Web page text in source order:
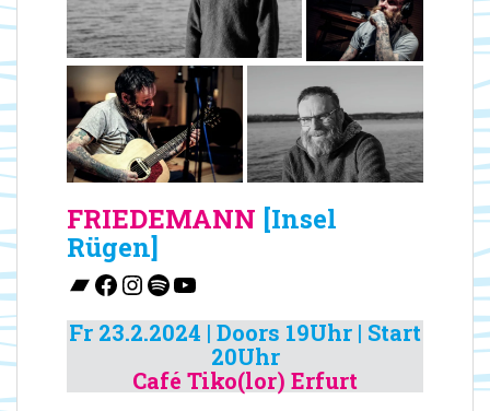
FRIEDEMANN [Insel
Rügen]
Bandcamp
Facebook
Instagram
SpotifyYouTube
Fr 23.2.2024 | Doors 19Uhr | Start
20Uhr
Café Tiko(lor) Erfurt